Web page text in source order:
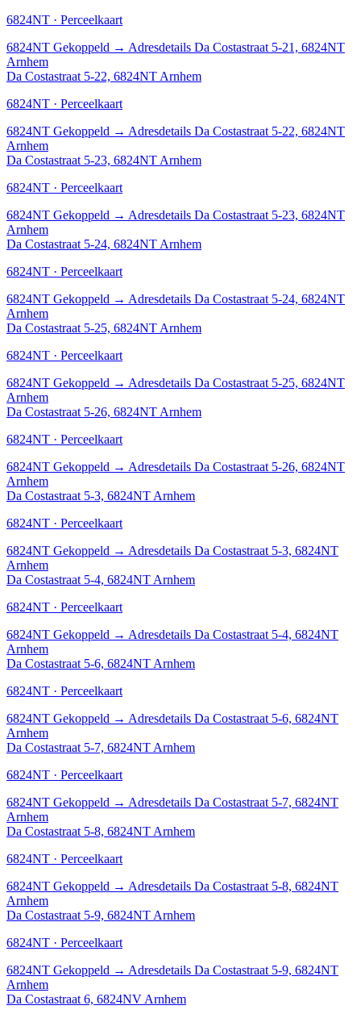
6824NT · Perceelkaart
6824NT Gekoppeld → Adresdetails Da Costastraat 5-21, 6824NT
Arnhem
Da Costastraat 5-22, 6824NT Arnhem
6824NT · Perceelkaart
6824NT Gekoppeld → Adresdetails Da Costastraat 5-22, 6824NT
Arnhem
Da Costastraat 5-23, 6824NT Arnhem
6824NT · Perceelkaart
6824NT Gekoppeld → Adresdetails Da Costastraat 5-23, 6824NT
Arnhem
Da Costastraat 5-24, 6824NT Arnhem
6824NT · Perceelkaart
6824NT Gekoppeld → Adresdetails Da Costastraat 5-24, 6824NT
Arnhem
Da Costastraat 5-25, 6824NT Arnhem
6824NT · Perceelkaart
6824NT Gekoppeld → Adresdetails Da Costastraat 5-25, 6824NT
Arnhem
Da Costastraat 5-26, 6824NT Arnhem
6824NT · Perceelkaart
6824NT Gekoppeld → Adresdetails Da Costastraat 5-26, 6824NT
Arnhem
Da Costastraat 5-3, 6824NT Arnhem
6824NT · Perceelkaart
6824NT Gekoppeld → Adresdetails Da Costastraat 5-3, 6824NT
Arnhem
Da Costastraat 5-4, 6824NT Arnhem
6824NT · Perceelkaart
6824NT Gekoppeld → Adresdetails Da Costastraat 5-4, 6824NT
Arnhem
Da Costastraat 5-6, 6824NT Arnhem
6824NT · Perceelkaart
6824NT Gekoppeld → Adresdetails Da Costastraat 5-6, 6824NT
Arnhem
Da Costastraat 5-7, 6824NT Arnhem
6824NT · Perceelkaart
6824NT Gekoppeld → Adresdetails Da Costastraat 5-7, 6824NT
Arnhem
Da Costastraat 5-8, 6824NT Arnhem
6824NT · Perceelkaart
6824NT Gekoppeld → Adresdetails Da Costastraat 5-8, 6824NT
Arnhem
Da Costastraat 5-9, 6824NT Arnhem
6824NT · Perceelkaart
6824NT Gekoppeld → Adresdetails Da Costastraat 5-9, 6824NT
Arnhem
Da Costastraat 6, 6824NV Arnhem